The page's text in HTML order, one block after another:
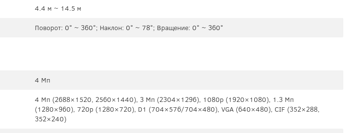
4.4 м ~ 14.5 м
Поворот: 0° ~ 360°; Наклон: 0° ~ 78°; Вращение: 0° ~ 360°
4 Мп
4 Мп (2688×1520, 2560×1440), 3 Мп (2304×1296), 1080р (1920×1080), 1.3 Мп
(1280×960), 720p (1280×720), D1 (704×576/704×480), VGA (640×480), CIF (352×288,
352×240)